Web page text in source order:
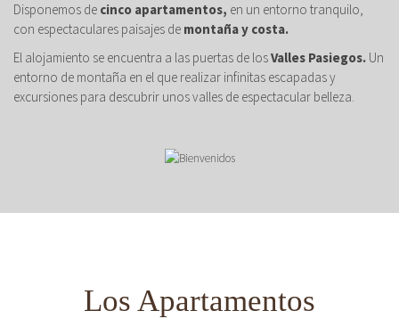
Disponemos de cinco apartamentos, en un entorno tranquilo,
con espectaculares paisajes de montaña y costa.
El alojamiento se encuentra a las puertas de losValles Pasiegos. Un
entorno de montaña en el que realizar infinitas escapadas y
excursiones para descubrir unos valles de espectacular belleza.
Los Apartamentos